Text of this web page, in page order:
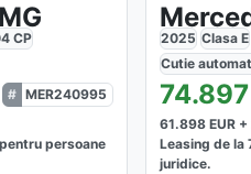
CP
MER240995
persoane
2025 Clasa E
Cutie
74.897
61.898 EUR +
Leasing de la
juridice.